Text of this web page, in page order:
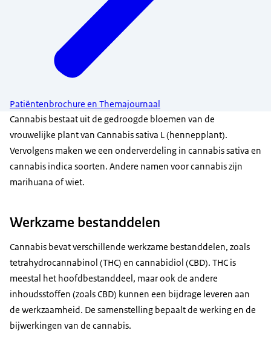
Patiëntenbrochure en Themajournaal
Cannabis bestaat uit de gedroogde bloemen van de
vrouwelijke plant van Cannabis sativa L (hennepplant).
Vervolgens maken we een onderverdeling in cannabis sativa en
cannabis indica soorten. Andere namen voor cannabis zijn
marihuana of wiet.
Werkzame bestanddelen
Cannabis bevat verschillende werkzame bestanddelen, zoals
tetrahydrocannabinol (THC) en cannabidiol (CBD). THC is
meestal het hoofdbestanddeel, maar ook de andere
inhoudsstoffen (zoals CBD) kunnen een bijdrage leveren aan
de werkzaamheid. De samenstelling bepaalt de werking en de
bijwerkingen van de cannabis.